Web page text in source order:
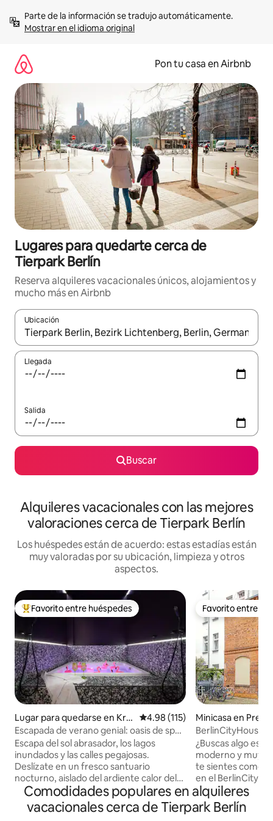
contenidoMostrar en el idioma original
Pon tu casa en Airbnb
Lugares para quedarte cerca de
Tierpark Berlín
Reserva alquileres vacacionales únicos, alojamientos y
mucho más en Airbnb
Ubicación
Cuando los resultados estén disponibles, navega con las
Llegada
Salida
Buscar
Alquileres vacacionales con las mejores
valoraciones cerca de Tierpark Berlín
Los huéspedes están de acuerdo: estas estadías están
muy valoradas por su ubicación, limpieza y otros
aspectos.
Favorito entre huéspedes preferido
Favorito entre huéspedes
Lugar para quedarse en Kre
uzberg
Calificación promedio: 4.98 de
4.98 (115)
Escapada de verano genial: oasis de spa
privado en Kreuzberg
Escapa del sol abrasador, los lagos
inundados y las calles pegajosas.
Deslízate en un fresco santuario
nocturno, aislado del ardiente calor del
verano. Sumérgete en las aguas
cristalinas y burbujeantes de tu jacuzzi
privado de 1,80 x 1,80 m. 75 m2 de
Favorito entre
Favorito entre
Minicasa en
BerlinCityHouse -
con jardín
¿Buscas algo
moderno y muy
te sientes como
en el
adosada privada
en el barrio
Un edificio
Comodidades populares en alquileres
vacacionales cerca de Tierpark Berlín